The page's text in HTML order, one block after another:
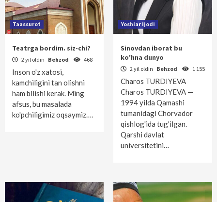
Taassurot
Teatrga bordim. siz-chi?
2 yil oldin Behzod 468
Inson o'z xatosi,
kamchiligini tan olishni
ham bilishi kerak. Ming
afsus, bu masalada
ko'pchiligimiz oqsaymiz….
Yoshlar ijodi
Sinovdan iborat bu
ko'hna dunyo
2 yil oldin Behzod 1 155
Charos TURDIYEVA
Charos TURDIYEVA —
1994 yilda Qamashi
tumanidagi Chorvador
qishlog'ida tug'ilgan.
Qarshi davlat
universitetini…